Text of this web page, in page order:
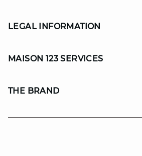
LEGAL INFORMATION
MAISON 123 SERVICES
THE BRAND